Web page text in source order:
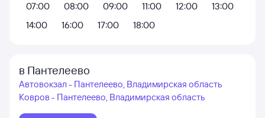
07:00
08:00 09:00 11:00 12:00
13:00
14:00
16:00 17:00 18:00
в Пантелеево
Автовокзал - Пантелеево, Владимирская область
Ковров - Пантелеево, Владимирская область